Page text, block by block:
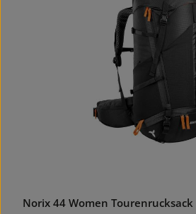
Norix 44 Women Tourenrucksack